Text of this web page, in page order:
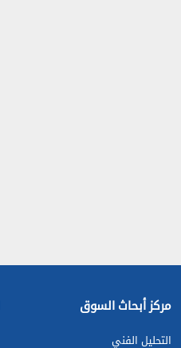
مركز أبحاث السوق
التحليل الفني